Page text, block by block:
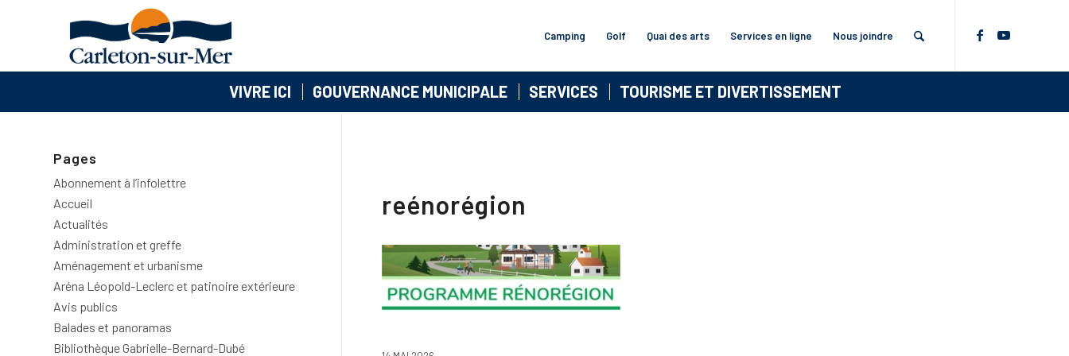
Camping Golf Quai des arts Services en ligne Nous joindre
VIVRE ICI GOUVERNANCE MUNICIPALE SERVICES TOURISME ET DIVERTISSEMENT
reénorégion
Pages
Abonnement à l’infolettre
Accueil
Actualités
Administration et greffe
Aménagement et urbanisme
Aréna Léopold-Leclerc et patinoire extérieure
Avis publics
Balades et panoramas
Bibliothèque Gabrielle-Bernard-Dubé